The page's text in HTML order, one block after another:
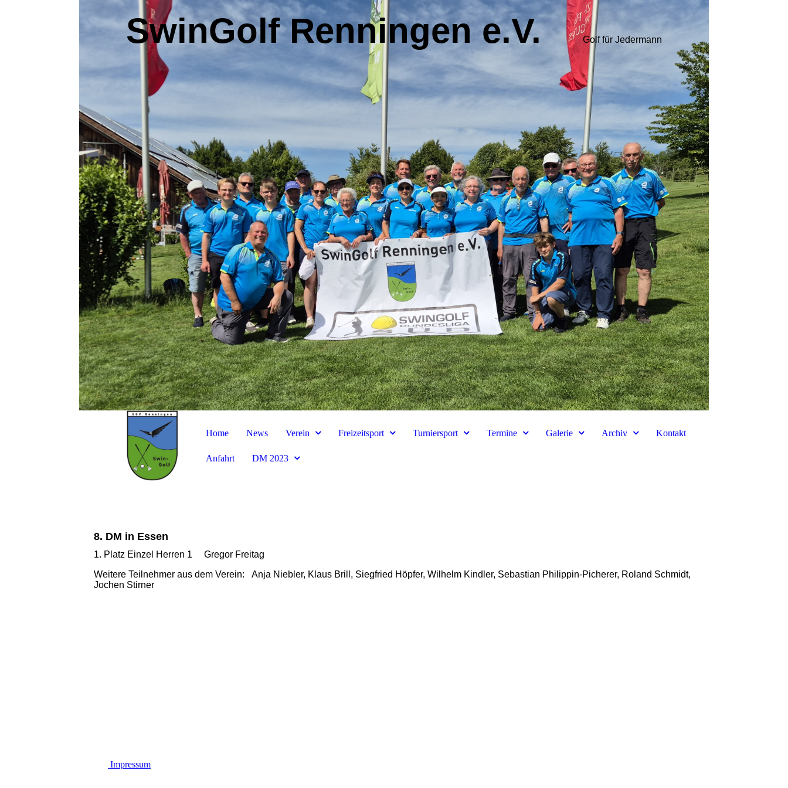
SwinGolf Renningen e.V. Golf für Jedermann
Home News Verein Freizeitsport Turniersport Termine Galerie Archiv Kontakt
Anfahrt DM 2023
8. DM in Essen
1. Platz Einzel Herren 1 Gregor Freitag
Weitere Teilnehmer aus dem Verein: Anja Niebler, Klaus Brill, Siegfried Höpfer, Wilhelm Kindler, Sebastian Philippin-Picherer, Roland Schmidt,
Jochen Stirner
Impressum